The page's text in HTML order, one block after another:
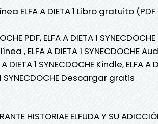
ELFA A DIETA 1 Libro gratuito
PDF, ELFA A DIETA 1
, ELFA A DIETA 1 SYNECDOCHE
DIETA 1 SYNECDOCHE Kindle, ELFA A
1 SYNECDOCHE Descargar gratis
HISTORIAE ELFUDA Y SU